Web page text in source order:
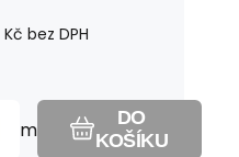
Kč bez DPH
m
DO
KOŠÍKU